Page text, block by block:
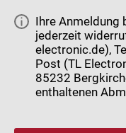
Ihre Anmeldung
jederzeit
electronic.de),
Post (TL
85232
enthaltenen